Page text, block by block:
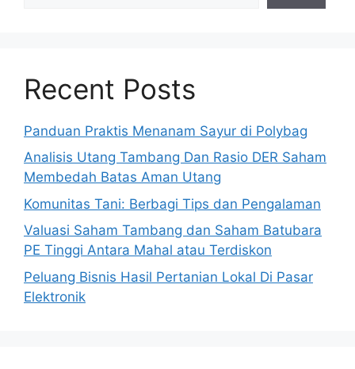
Recent Posts
Panduan Praktis Menanam Sayur di Polybag
Analisis Utang Tambang Dan Rasio DER Saham
Membedah Batas Aman Utang
Komunitas Tani: Berbagi Tips dan Pengalaman
Valuasi Saham Tambang dan Saham Batubara
PE Tinggi Antara Mahal atau Terdiskon
Peluang Bisnis Hasil Pertanian Lokal Di Pasar
Elektronik